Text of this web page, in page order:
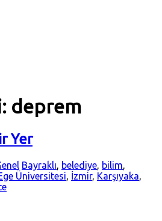
deprem
Yer
Bayraklı, belediye, bilim,
Üniversitesi, İzmir, Karşıyaka,